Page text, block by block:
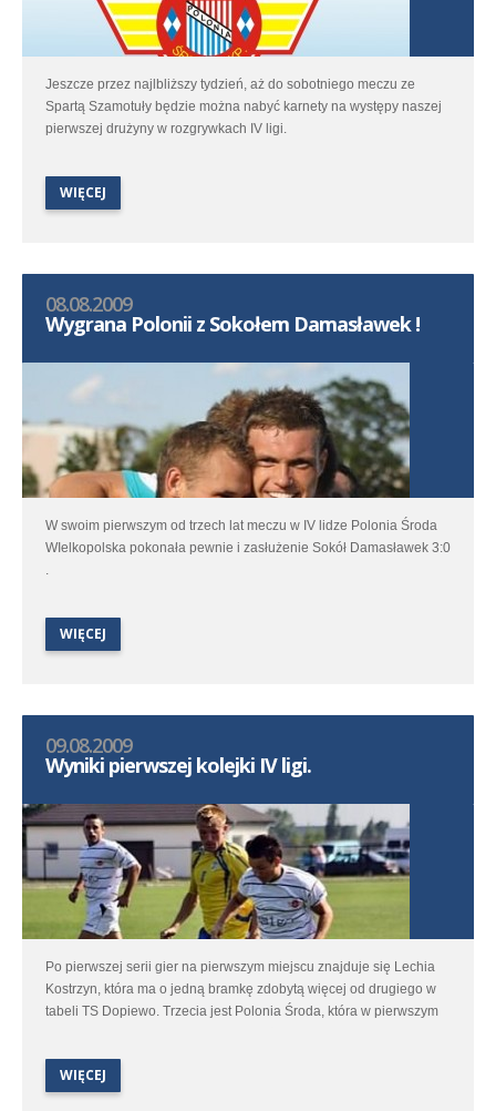
Jeszcze przez najlbliższy tydzień, aż do sobotniego meczu ze
Spartą Szamotuły będzie można nabyć karnety na występy naszej
pierwszej drużyny w rozgrywkach IV ligi.
WIĘCEJ
08.08.2009
Wygrana Polonii z Sokołem Damasławek !
W swoim pierwszym od trzech lat meczu w IV lidze Polonia Środa
WIelkopolska pokonała pewnie i zasłużenie Sokół Damasławek 3:0
WIĘCEJ
09.08.2009
Wyniki pierwszej kolejki IV ligi.
Po pierwszej serii gier na pierwszym miejscu znajduje się Lechia
Kostrzyn, która ma o jedną bramkę zdobytą więcej od drugiego w
tabeli TS Dopiewo. Trzecia jest Polonia Środa, która w pierwszym
WIĘCEJ